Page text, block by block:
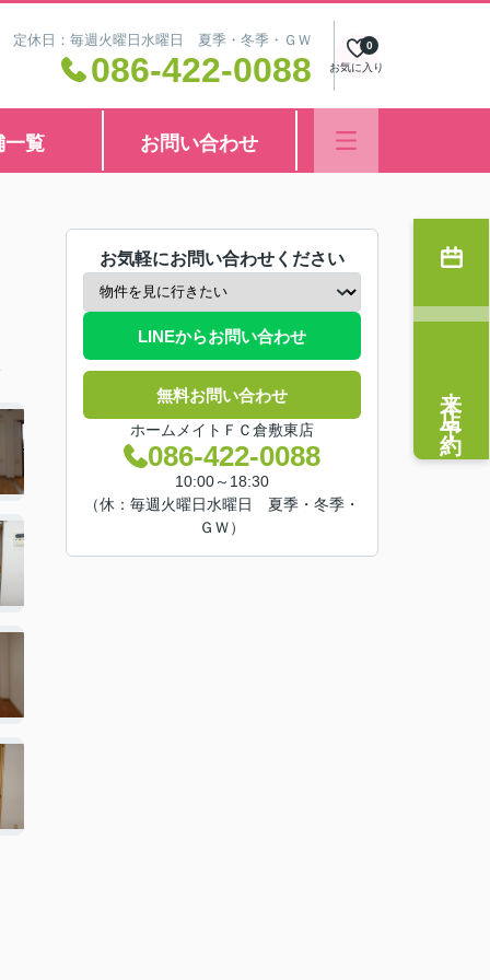
定休日：毎週火曜日水曜日 夏季・冬季・ＧＷ
086-422-0088 お気に入り
0
一覧 お問い合わせ
お気軽にお問い合わせください
LINEからお問い合わせ
無料お問い合わせ
ホームメイトＦＣ倉敷東店
086-422-0088
10:00～18:30
（休：毎週火曜日水曜日 夏季・冬季・
ＧＷ）
来店予約